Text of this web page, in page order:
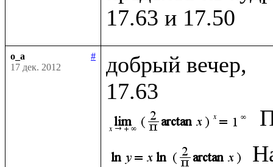
o_a
#
17 дек. 2012
добрый вечер,